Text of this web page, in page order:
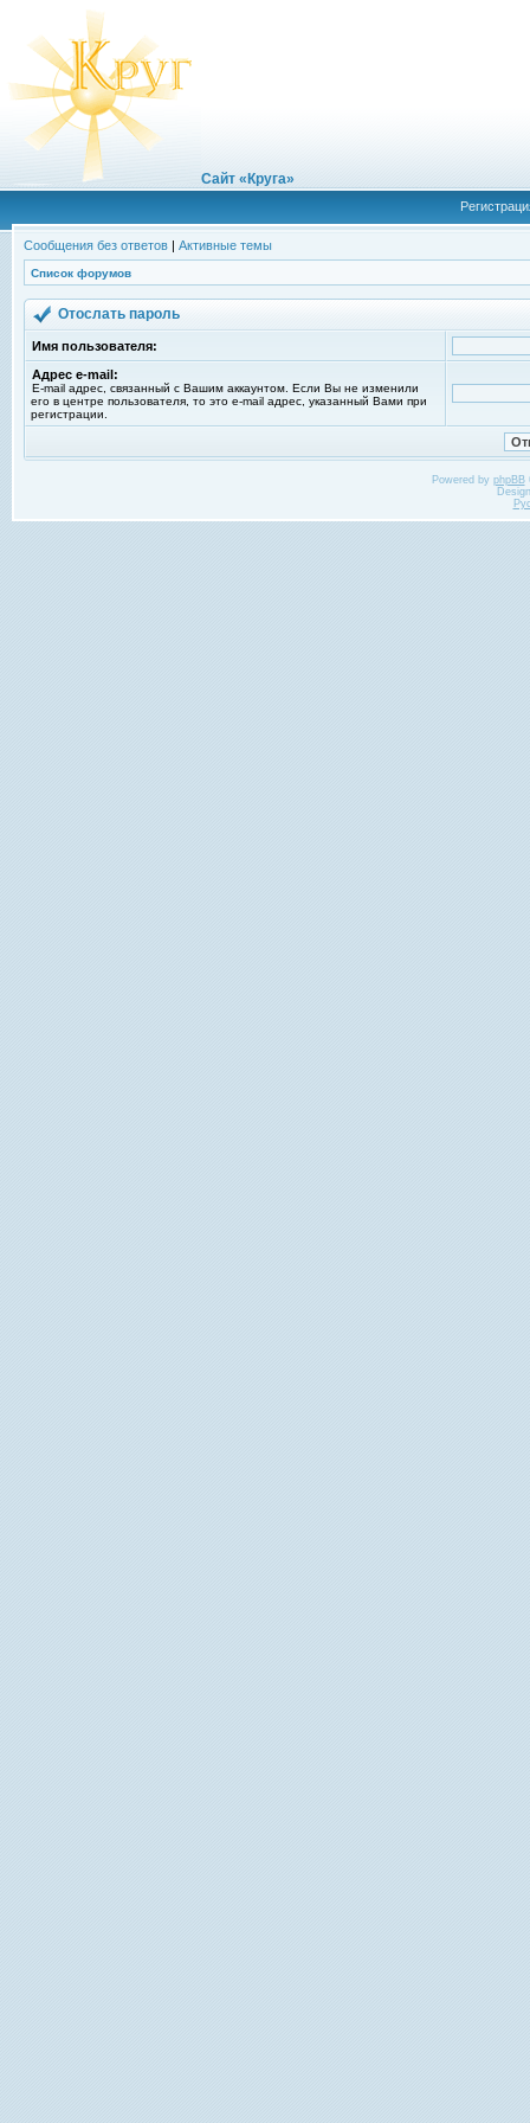
Сайт «Круга»
Сообщения без ответов | Активные темы
Список форумов
Отослать пароль
Имя пользователя:
Адрес e-mail:
E-mail адрес, связанный с Вашим аккаунтом. Если Вы не изменили
его в центре пользователя, то это e-mail адрес, указанный Вами при
регистрации.
Powered by phpBB